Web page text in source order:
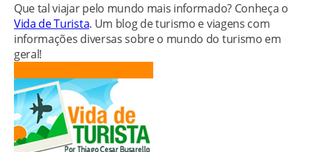
Que tal viajar pelo mundo mais informado? Conheça o
Vida de Turista. Um blog de turismo e viagens com
informações diversas sobre o mundo do turismo em
geral!